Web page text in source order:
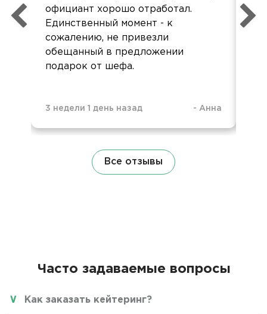
официант хорошо отработал.
Единственный момент - к
сожалению, не привезли
обещанный в предложении
подарок от шефа.
3 недели 1 день назад - Анна
Все отзывы
Часто задаваемые вопросы
Как заказать кейтеринг?